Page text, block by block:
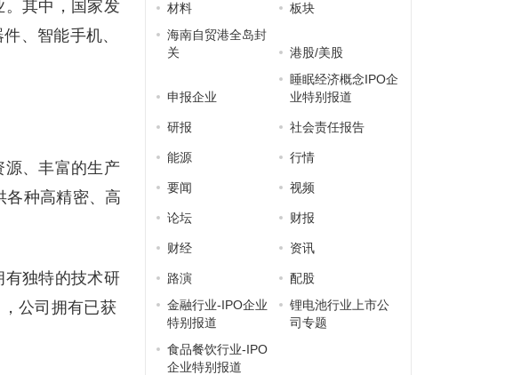
。其中，国家发
、智能手机、
源、丰富的生产
各种高精密、高
有独特的技术研
公司拥有已获
材料
板块
海南自贸港全岛封
关
港股/美股
申报企业
睡眠经济概念IPO企
业特别报道
研报 社会责任报告
能源 行情
要闻 视频
论坛 财报
财经 资讯
路演
配股
金融行业-IPO企业
特别报道
锂电池行业上市公
司专题
食品餐饮行业-IPO
企业特别报道